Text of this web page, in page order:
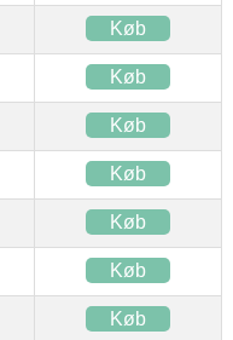
Køb
Køb
Køb
Køb
Køb
Køb
Køb